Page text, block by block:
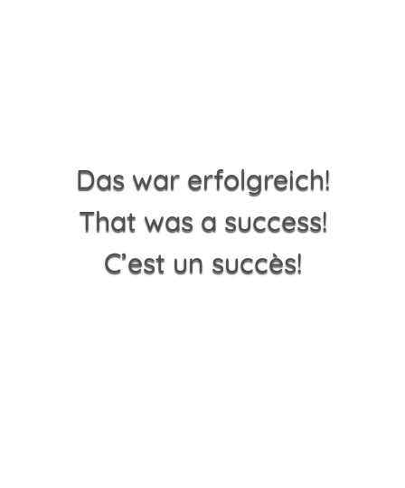
Das war erfolgreich!
That was a success!
C’est un succès!